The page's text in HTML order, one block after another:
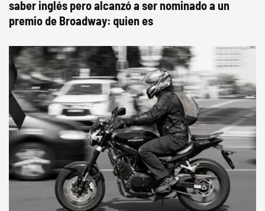
saber inglés pero alcanzó a ser nominado a un
premio de Broadway: quien es